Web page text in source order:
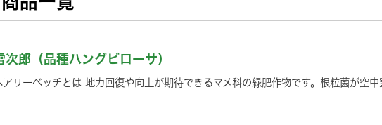
次郎（品種ハングビローサ）
アリーベッチとは 地力回復や向上が期待できるマメ科の緑肥作物です。根粒菌が空